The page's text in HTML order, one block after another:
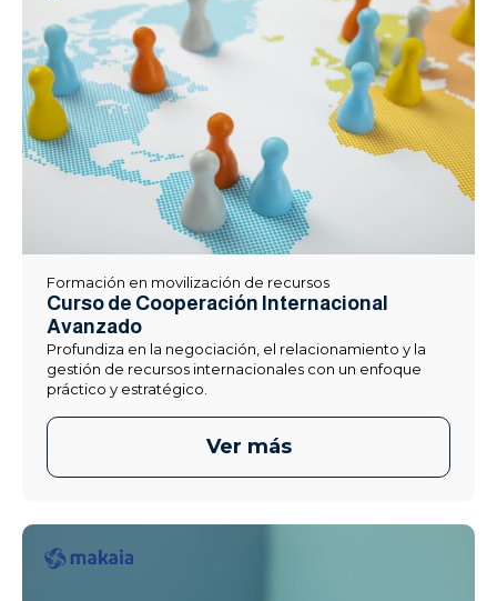
Formación en movilización de recursos
Curso de Cooperación Internacional
Avanzado
Profundiza en la negociación, el relacionamiento y la
gestión de recursos internacionales con un enfoque
práctico y estratégico.
Ver más